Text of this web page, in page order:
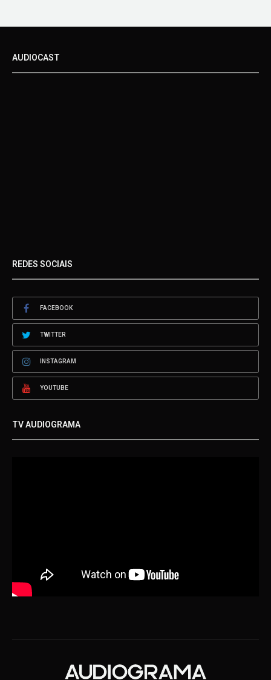
AUDIOCAST
REDES SOCIAIS
FACEBOOK
TWITTER
INSTAGRAM
YOUTUBE
TV AUDIOGRAMA